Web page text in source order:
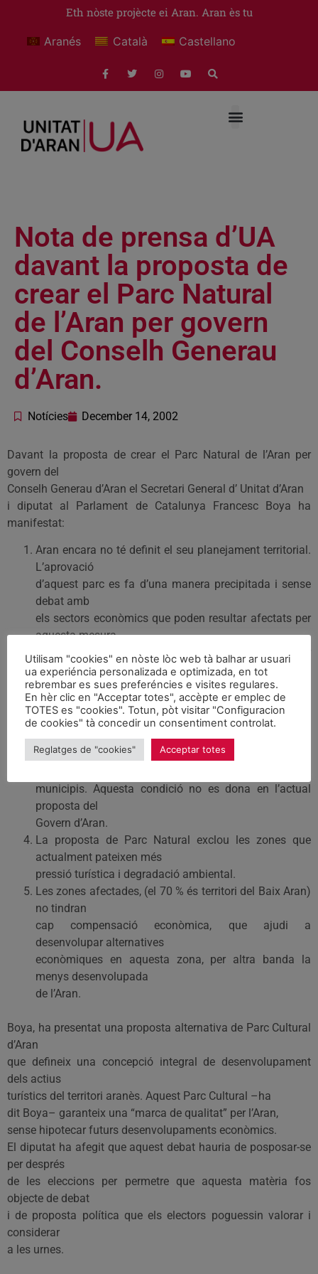
Eth nòste projècte ei Aran. Aran ès tu
Aranés Català Castellano
Nota de prensa d’UA
davant la proposta de
crear el Parc Natural
de l’Aran per govern
del Conselh Generau
d’Aran.
Notícies December 14, 2002
Davant la proposta de crear el Parc Natural de l’Aran per
govern del
Conselh Generau d’Aran el Secretari General d’ Unitat d’Aran
i diputat al Parlament de Catalunya Francesc Boya ha
manifestat:
Aran encara no té definit el seu planejament territorial.
L’aprovació
d’aquest parc es fa d’una manera precipitada i sense
debat amb
els sectors econòmics que poden resultar afectats per
aquesta mesura.
Abans d’aprovar aquest projecte, Aran ha de conèixer
quines
són les bases i el contingut del seu Pla d’Ordenació
Territorial.
Les propostes sobre la preservació ambiental han de
ser plantejades
des del consens de les forces polítiques araneses i del
municipis. Aquesta condició no es dona en l’actual
proposta del
Govern d’Aran.
La proposta de Parc Natural exclou les zones que
actualment pateixen més
pressió turística i degradació ambiental.
Les zones afectades, (el 70 % és territori del Baix Aran)
no tindran
cap compensació econòmica, que ajudi a
desenvolupar alternatives
econòmiques en aquesta zona, per altra banda la
menys desenvolupada
de l’Aran.
Boya, ha presentat una proposta alternativa de Parc Cultural
d’Aran
que defineix una concepció integral de desenvolupament
dels actius
turístics del territori aranès. Aquest Parc Cultural –ha
dit Boya– garanteix una “marca de qualitat” per l’Aran,
sense hipotecar futurs desenvolupaments econòmics.
El diputat ha afegit que aquest debat hauria de posposar-se
per després
de les eleccions per permetre que aquesta matèria fos
objecte de debat
i de proposta política que els electors poguessin valorar i
considerar
a les urnes.
Utilisam "cookies" en nòste lòc web tà balhar ar usuari
ua experiéncia personalizada e optimizada, en tot
rebrembar es sues preferéncies e visites regulares.
En hèr clic en "Acceptar totes", accèpte er emplec de
TOTES es "cookies". Totun, pòt visitar "Configuracion
de cookies" tà concedir un consentiment controlat.
Reglatges de "cookies" Acceptar totes